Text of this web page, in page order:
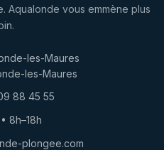
Aqualonde vous emmène plus
les-Maures
les-Maures
88 45 55
8h–18h
plongee.com